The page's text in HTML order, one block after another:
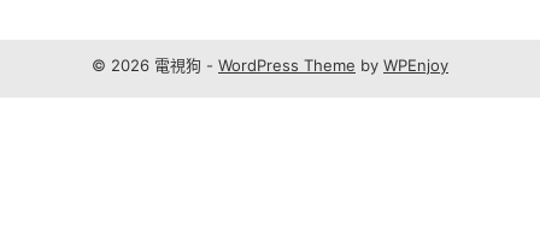
© 2026 電視狗 - WordPress Theme by WPEnjoy